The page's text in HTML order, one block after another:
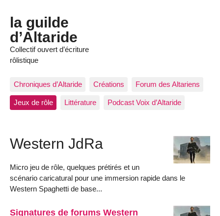
la guilde
d’Altaride
Collectif ouvert d’écriture
rôlistique
Chroniques d’Altaride Créations Forum des Altariens
Jeux de rôle Littérature Podcast Voix d’Altaride
Western JdRa
Micro jeu de rôle, quelques prétirés et un
scénario caricatural pour une immersion rapide dans le
Western Spaghetti de base...
Signatures de forums Western